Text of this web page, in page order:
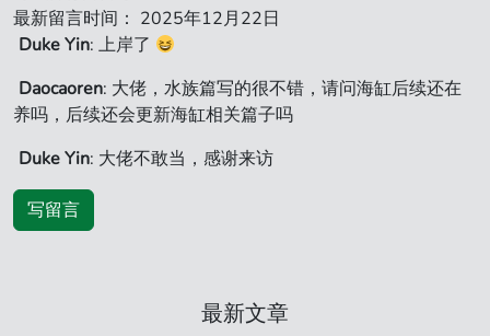
最新留言时间： 2025年12月22日
Duke Yin: 上岸了
Daocaoren: 大佬，水族篇写的很不错，请问海缸后续还在
养吗，后续还会更新海缸相关篇子吗
Duke Yin: 大佬不敢当，感谢来访
写留言
最新文章